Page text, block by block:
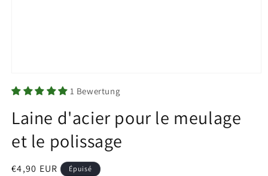
le
média
dans
une
modale
1 Bewertung
Laine d'acier pour le meulage
et le polissage
Prix
€4,90 EUR Épuisé